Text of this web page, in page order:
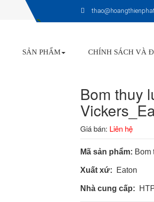
SẢN PHẨM CHÍNH SÁCH VÀ
Bom thuy
Giá bán: Liên hệ
Mã sản phẩm: Bom
Xuất xứ: Eaton
Nhà cung cấp: